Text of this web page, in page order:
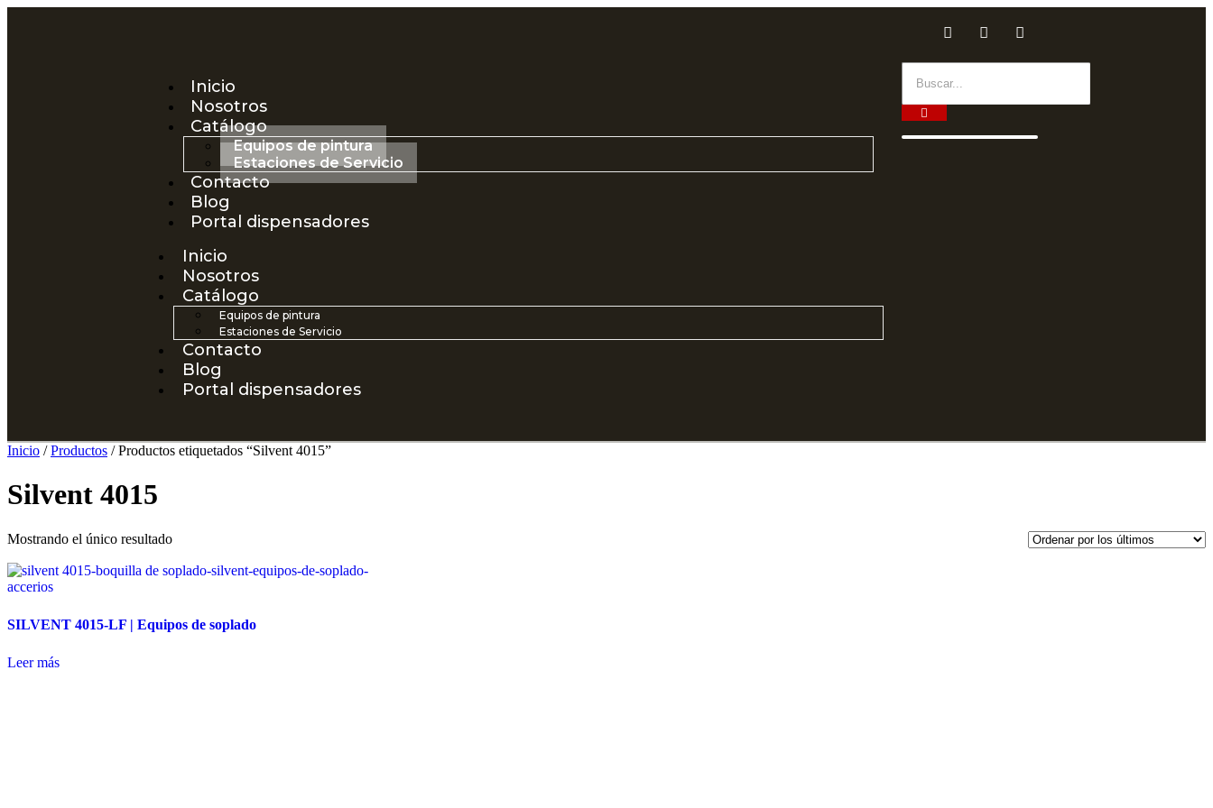
Inicio
Nosotros
Catálogo
Equipos de pintura
Estaciones de Servicio
Contacto
Blog
Portal dispensadores
Inicio
Nosotros
Catálogo
Equipos de pintura
Estaciones de Servicio
Contacto
Blog
Portal dispensadores
Inicio /Productos / Productos etiquetados “Silvent 4015”
Silvent 4015
Mostrando el único resultado
SILVENT 4015-LF | Equipos de soplado
Leer más